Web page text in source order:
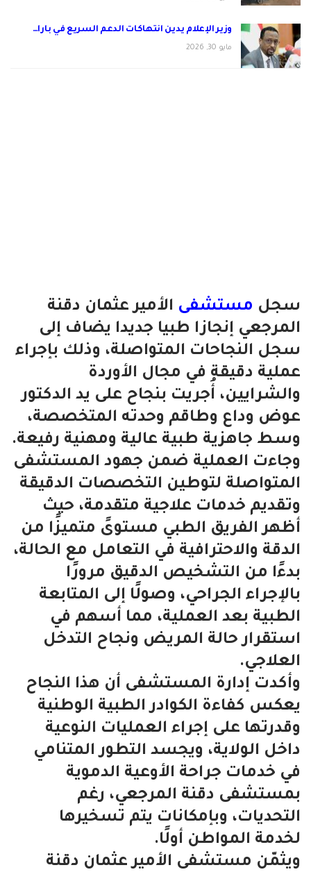
وزير الإعلام يدين انتهاكات الدعم السريع في بارا…
مايو 30, 2026
سجل مستشفى الأمير عثمان دقنة
المرجعي إنجازا طبيا جديدا يضاف إلى
سجل النجاحات المتواصلة، وذلك بإجراء
عملية دقيقة في مجال الأوردة
والشرايين، أُجريت بنجاح على يد الدكتور
عوض وداع وطاقم وحدته المتخصصة،
وسط جاهزية طبية عالية ومهنية رفيعة.
وجاءت العملية ضمن جهود المستشفى
المتواصلة لتوطين التخصصات الدقيقة
وتقديم خدمات علاجية متقدمة، حيث
أظهر الفريق الطبي مستوىً متميزًا من
الدقة والاحترافية في التعامل مع الحالة،
بدءًا من التشخيص الدقيق مرورًا
بالإجراء الجراحي، وصولًا إلى المتابعة
الطبية بعد العملية، مما أسهم في
استقرار حالة المريض ونجاح التدخل
العلاجي.
وأكدت إدارة المستشفى أن هذا النجاح
يعكس كفاءة الكوادر الطبية الوطنية
وقدرتها على إجراء العمليات النوعية
داخل الولاية، ويجسد التطور المتنامي
في خدمات جراحة الأوعية الدموية
بمستشفى دقنة المرجعي، رغم
التحديات، وبإمكانات يتم تسخيرها
لخدمة المواطن أولًا.
ويثمّن مستشفى الأمير عثمان دقنة